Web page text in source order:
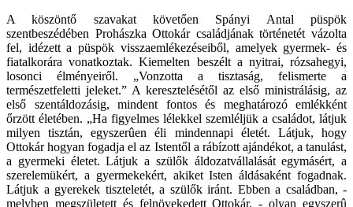
A köszöntő szavakat követően Spányi Antal püspök
szentbeszédében Prohászka Ottokár családjának történetét vázolta
fel, idézett a püspök visszaemlékezéseiből, amelyek gyermek- és
fiatalkorára vonatkoztak. Kiemelten beszélt a nyitrai, rózsahegyi,
losonci élményeiről. „Vonzotta a tisztaság, felismerte a
természetfeletti jeleket.” A keresztelésétől az első ministrálásig, az
első szentáldozásig, mindent fontos és meghatározó emlékként
őrzött életében. „Ha figyelmes lélekkel szemléljük a családot, látjuk
milyen tisztán, egyszerûen éli mindennapi életét. Látjuk, hogy
Ottokár hogyan fogadja el az Istentől a rábízott ajándékot, a tanulást,
a gyermeki életet. Látjuk a szülők áldozatvállalását egymásért, a
szerelemükért, a gyermekekért, akiket Isten áldásaként fogadnak.
Látjuk a gyerekek tiszteletét, a szülők iránt. Ebben a családban, -
melyben megszületett és felnövekedett Ottokár, - olyan egyszerû